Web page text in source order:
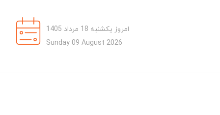
امروز یکشنبه 18 مرداد 1405
Sunday 09 August 2026